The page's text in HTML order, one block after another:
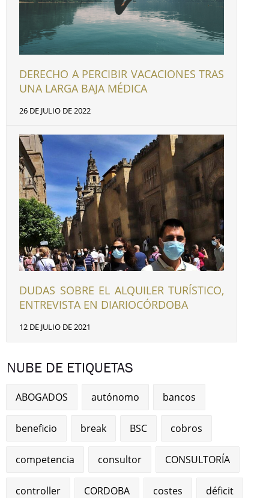
DERECHO A PERCIBIR VACACIONES TRAS
UNA LARGA BAJA MÉDICA
26 DE JULIO DE 2022
DUDAS SOBRE EL ALQUILER TURÍSTICO,
ENTREVISTA EN DIARIOCÓRDOBA
12 DE JULIO DE 2021
NUBE DE ETIQUETAS
ABOGADOS autónomo bancos
beneficio break BSC cobros
competencia consultor CONSULTORÍA
controller CORDOBA costes déficit